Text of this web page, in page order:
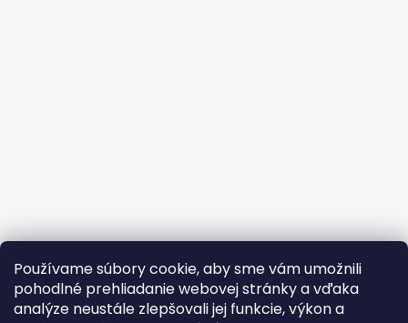
Používame súbory cookie, aby sme vám umožnili
pohodlné prehliadanie webovej stránky a vďaka
analýze neustále zlepšovali jej funkcie, výkon a